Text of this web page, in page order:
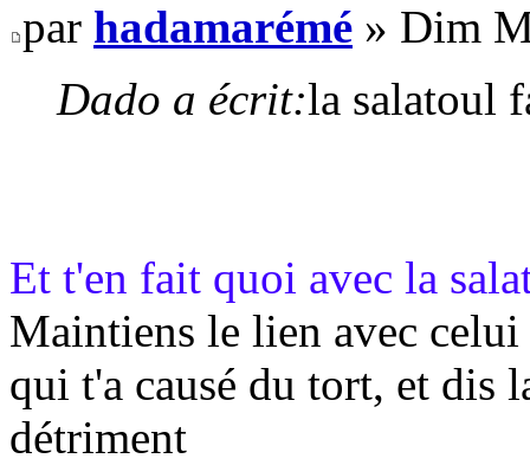
par hadamarémé » Dim
Dado a écrit:la salatoul
Et t'en fait quoi avec la
Maintiens le lien avec
qui t'a causé du tort, et dis
détriment